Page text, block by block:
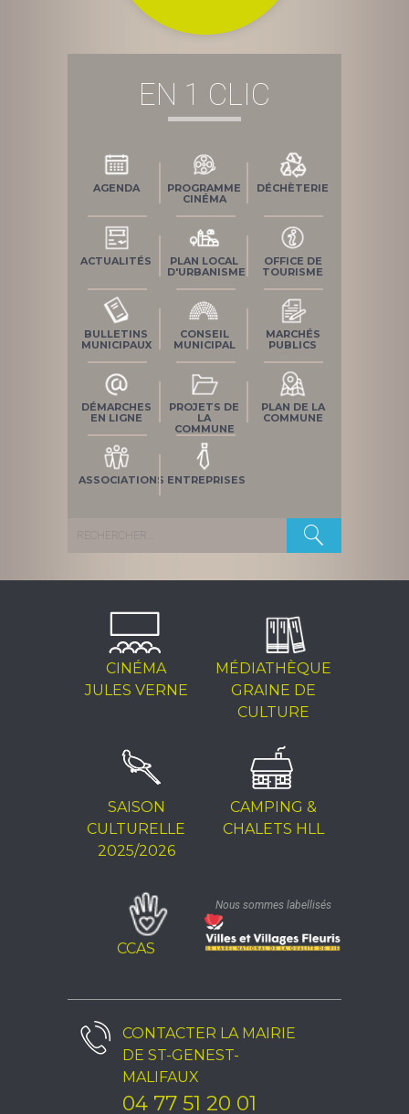
EN 1 CLIC
AGENDA
PROGRAMME
CINÉMA
DÉCHÈTERIE
ACTUALITÉS
PLAN LOCAL
D'URBANISME
OFFICE DE
TOURISME
BULLETINS
MUNICIPAUX
CONSEIL
MUNICIPAL
MARCHÉS
PUBLICS
DÉMARCHES
EN LIGNE
PROJETS DE
LA
COMMUNE
PLAN DE LA
COMMUNE
ASSOCIATIONS ENTREPRISES
Rechercher :
CINÉMA
JULES VERNE
MÉDIATHÈQUE
GRAINE DE
CULTURE
SAISON
CULTURELLE
2025/2026
CAMPING &
CHALETS HLL
CCAS
Nous sommes labellisés
CONTACTER LA MAIRIE
DE ST-GENEST-
MALIFAUX
04 77 51 20 01